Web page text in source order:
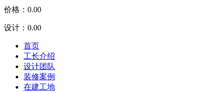
价格： 0.00
设计： 0.00
首页
工长介绍
设计团队
装修案例
在建工地